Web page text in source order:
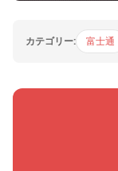
カテゴリー: 富士通